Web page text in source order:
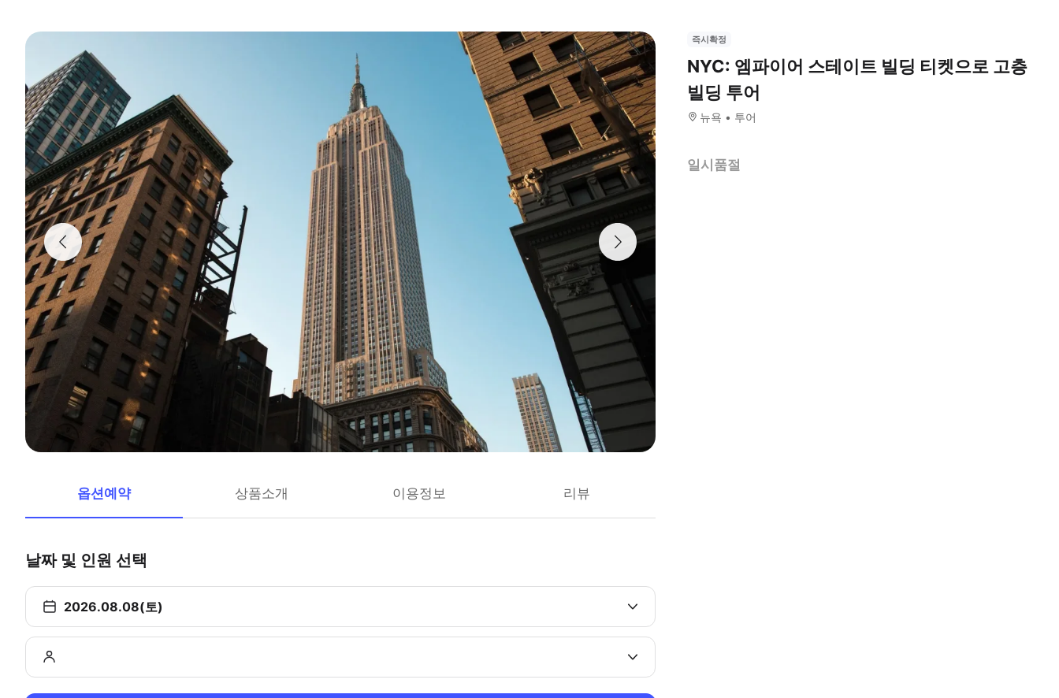
옵션예약 상품소개 이용정보 리뷰
날짜 및 인원 선택
2026.08.08(토)
즉시확정
NYC: 엠파이어 스테이트 빌딩 티켓으로 고층
빌딩 투어
뉴욕 투어
일시품절